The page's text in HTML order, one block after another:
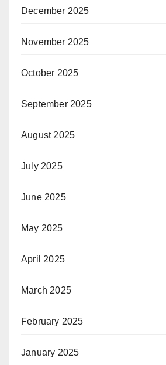
December 2025
November 2025
October 2025
September 2025
August 2025
July 2025
June 2025
May 2025
April 2025
March 2025
February 2025
January 2025